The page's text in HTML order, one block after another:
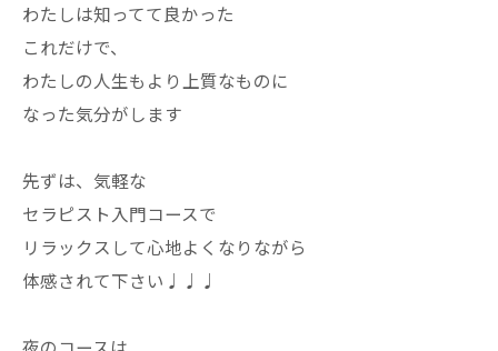
わたしは知ってて良かった
これだけで、
わたしの人生もより上質なものに
なった気分がします
先ずは、気軽な
セラピスト入門コースで
リラックスして心地よくなりながら
体感されて下さい♩♩♩